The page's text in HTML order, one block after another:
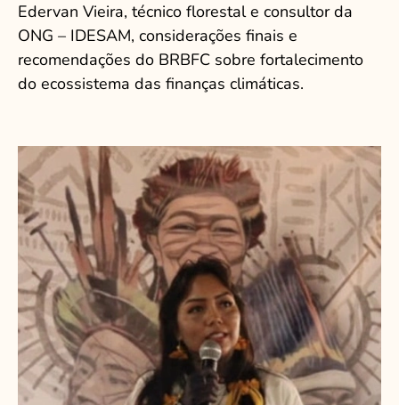
Edervan Vieira, técnico florestal e consultor da
ONG – IDESAM, considerações finais e
recomendações do BRBFC sobre fortalecimento
do ecossistema das finanças climáticas.